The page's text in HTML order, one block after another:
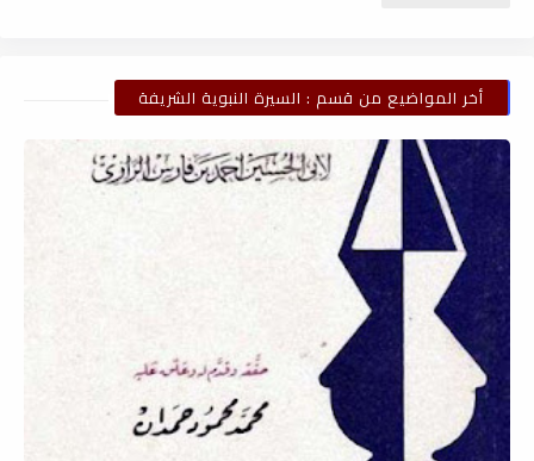
أخر المواضيع من قسم : السيرة النبوية الشريفة